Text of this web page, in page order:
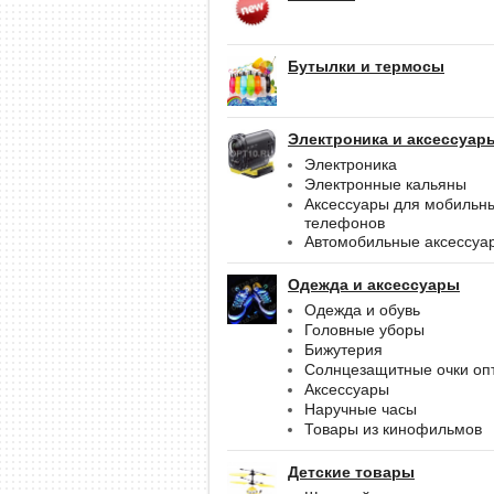
Бутылки и термосы
Электроника и
Электроника
Электронные кальяны
Аксессуары для
телефонов
Автомобильные
Одежда и аксессуары
Одежда и обувь
Головные уборы
Бижутерия
Солнцезащитные очки
Аксессуары
Наручные часы
Товары из кинофильмов
Детские товары